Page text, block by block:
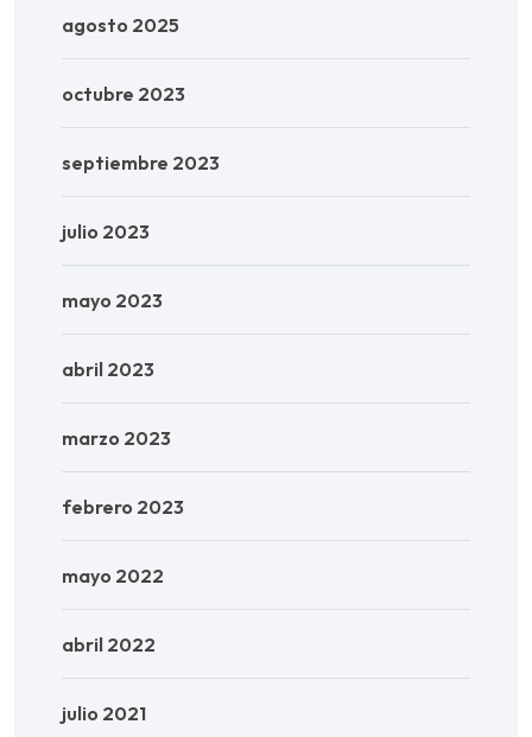
agosto 2025
octubre 2023
septiembre 2023
julio 2023
mayo 2023
abril 2023
marzo 2023
febrero 2023
mayo 2022
abril 2022
julio 2021